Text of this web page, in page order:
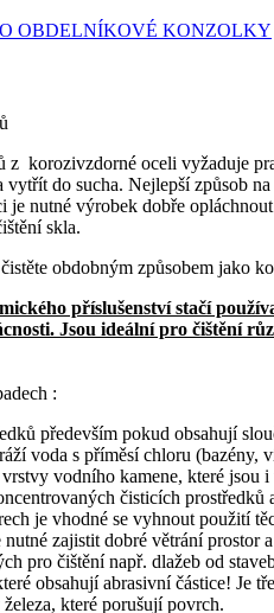
korozivzdorné oceli vyžaduje
vytřít do sucha. Nejlepší způsob
je nutné výrobek dobře
skla.
obdobným způsobem jako
příslušenství stačí
Jsou ideální pro čištění
:
především pokud obsahují
voda s příměsí chloru (bazény,
vodního kamene, které
čisticích
je vhodné se vyhnout použití
zajistit dobré větrání prostor
pro čištění např. dlažeb od
obsahují abrasivní částice! Je
které porušují povrch.